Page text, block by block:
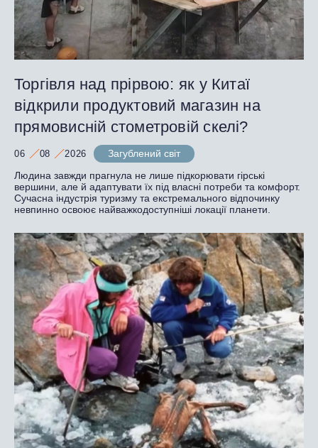
Торгівля над прірвою: як у Китаї
відкрили продуктовий магазин на
прямовисній стометровій скелі?
06 08 2026
Загублений світ
Людина завжди прагнула не лише підкорювати гірські
вершини, але й адаптувати їх під власні потреби та комфорт.
Сучасна індустрія туризму та екстремального відпочинку
невпинно освоює найважкодоступніші локації планети.